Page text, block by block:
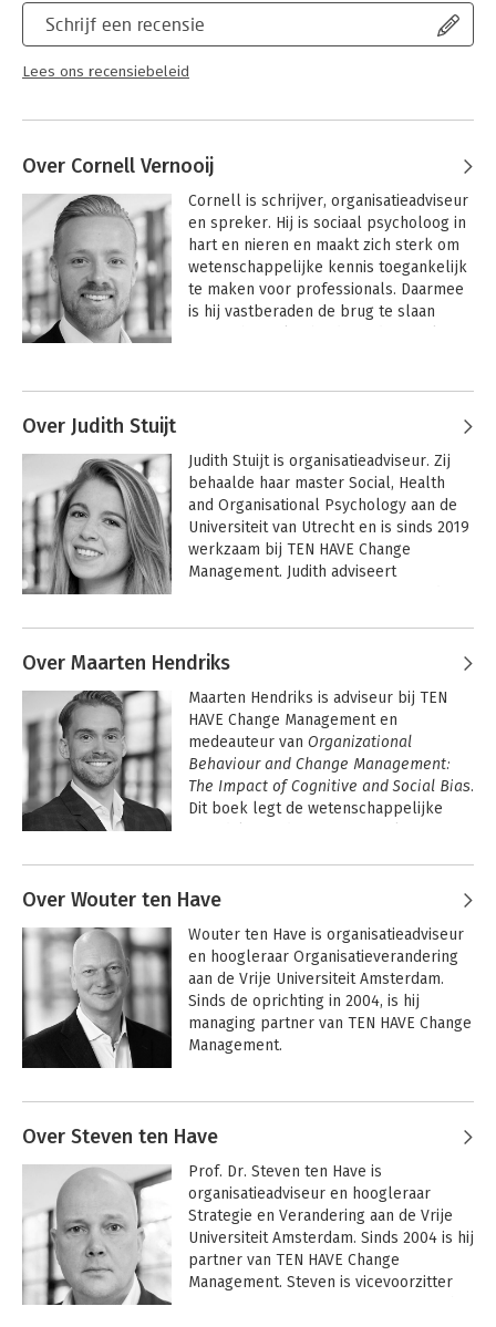
the best-available evidence, linking biases to organizational
behaviour and change and further enriching the field of change
Schrijf een recensie
Lees ons recensiebeleid
Over Cornell Vernooij
Cornell is schrijver, organisatieadviseur
en spreker. Hij is sociaal psycholoog in
hart en nieren en maakt zich sterk om
wetenschappelijke kennis toegankelijk
te maken voor professionals. Daarmee
is hij vastberaden de brug te slaan
HAVE Change Management en auteur
van Organizational Behaviour and
Change Management: The Impact of
Cognitive and Social Bias. Dit boek legt
de wetenschappelijke grondslag onder
zijn nieuwste boek 'De irrationele
organisatie
organisatie
Bekijk alle boeken
Over Judith Stuijt
Judith Stuijt is organisatieadviseur. Zij
behaalde haar master Social, Health
and Organisational Psychology aan de
Universiteit van Utrecht en is sinds 2019
werkzaam bij TEN HAVE Change
Management. Judith adviseert
organisatie
vanuit
kwetsbaarheid
De irrationele
organisatie
Over Maarten Hendriks
Maarten Hendriks is adviseur bij TEN
HAVE Change Management en
medeauteur van Organizational
Behaviour and Change Management:
The Impact of Cognitive and Social Bias.
Dit boek legt de wetenschappelijke
Hendriks
De irrationele
organisatie
De irrationele
organisatie
Bekijk alle boeken
Over Wouter ten Have
Wouter ten Have is organisatieadviseur
en hoogleraar Organisatieverandering
aan de Vrije Universiteit Amsterdam.
Sinds de oprichting in 2004, is hij
managing partner van TEN HAVE Change
Management.
(afstudeerrichtingen Organisatiekunde
Universiteit Amsterdam trad Wouter in
dienst bij Berenschot, waar hij
als laatste de functie van lid van de
groepsdirectie vervulde. Wouter is ook
actief als toezichthouder.
Have
Over Steven ten Have
Prof. Dr. Steven ten Have is
organisatieadviseur en hoogleraar
Strategie en Verandering aan de Vrije
Universiteit Amsterdam. Sinds 2004 is hij
partner van TEN HAVE Change
Management. Steven is vicevoorzitter